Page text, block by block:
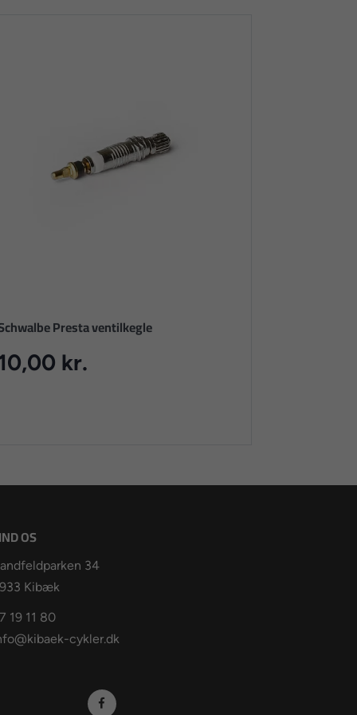
Presta ventilkegle
kr.
OS
34
Kibæk
19 11 80
cykler.dk